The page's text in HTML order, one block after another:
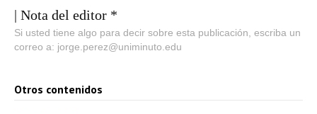
| Nota del editor *
Si usted tiene algo para decir sobre esta publicación, escriba un
correo a: jorge.perez@uniminuto.edu
Otros contenidos